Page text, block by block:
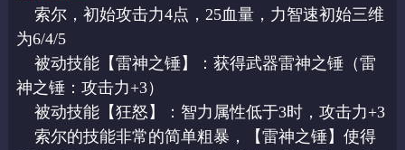
索尔，初始攻击力4点，25血量，力智速初始三维
为6/4/5
被动技能【雷神之锤】：获得武器雷神之锤（雷
神之锤：攻击力+3）
被动技能【狂怒】：智力属性低于3时，攻击力+3
索尔的技能非常的简单粗暴，【雷神之锤】使得